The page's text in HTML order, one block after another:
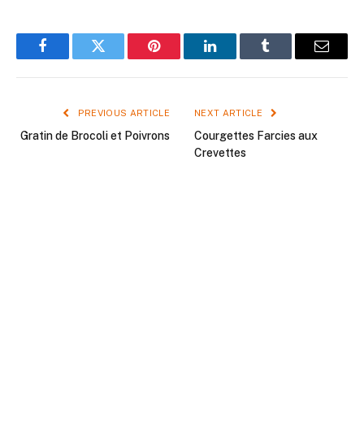
FacebookTwitter Pinterest LinkedInTumblr Email
PREVIOUS ARTICLE
Gratin de Brocoli et Poivrons
NEXT ARTICLE
Courgettes Farcies aux
Crevettes